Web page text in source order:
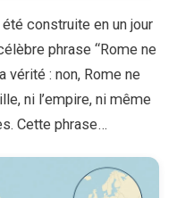
construite en un jour
phrase “Rome ne
vérité : non, Rome ne
ni l’empire, ni même
Cette phrase…